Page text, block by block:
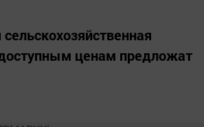
ценам предложат